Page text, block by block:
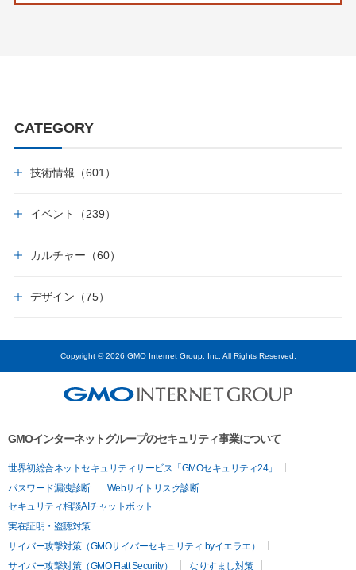
CATEGORY
技術情報（601）
イベント（239）
カルチャー（60）
デザイン（75）
Copyright © 2026 GMO Internet Group, Inc. All Rights Reserved.
GMOインターネットグループのセキュリティ事業について
世界初総合ネットセキュリティサービス「GMOセキュリティ24」
パスワード漏洩診断
Webサイトリスク診断
セキュリティ相談AIチャットボット
実在証明・盗聴対策
サイバー攻撃対策（GMOサイバーセキュリティ byイエラエ）
サイバー攻撃対策（GMO Flatt Security）
なりすまし対策